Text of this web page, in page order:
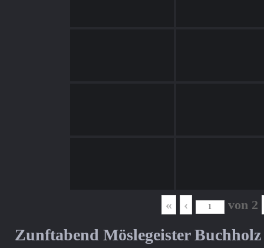
« ‹ von 2
Zunftabend Möslegeister Buchholz